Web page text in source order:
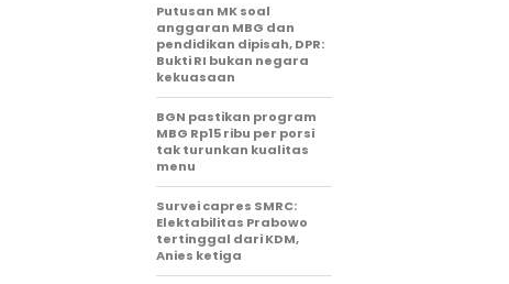
Putusan MK soal
anggaran MBG dan
pendidikan dipisah, DPR:
Bukti RI bukan negara
kekuasaan
BGN pastikan program
MBG Rp15 ribu per porsi
tak turunkan kualitas
menu
Survei capres SMRC:
Elektabilitas Prabowo
tertinggal dari KDM,
Anies ketiga